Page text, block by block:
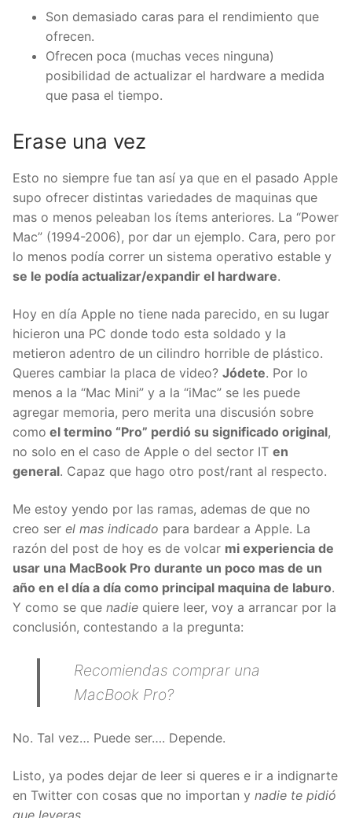
Son demasiado caras para el rendimiento que
ofrecen.
Ofrecen poca (muchas veces ninguna)
posibilidad de actualizar el hardware a medida
que pasa el tiempo.
Erase una vez
Esto no siempre fue tan así ya que en el pasado Apple
supo ofrecer distintas variedades de maquinas que
mas o menos peleaban los ítems anteriores. La “Power
Mac” (1994-2006), por dar un ejemplo. Cara, pero por
lo menos podía correr un sistema operativo estable y
se le podía actualizar/expandir el hardware.
Hoy en día Apple no tiene nada parecido, en su lugar
hicieron una PC donde todo esta soldado y la
metieron adentro de un cilindro horrible de plástico.
Queres cambiar la placa de video? Jódete. Por lo
menos a la “Mac Mini” y a la “iMac” se les puede
agregar memoria, pero merita una discusión sobre
como el termino “Pro” perdió su significado original,
no solo en el caso de Apple o del sector IT en
general. Capaz que hago otro post/rant al respecto.
Me estoy yendo por las ramas, ademas de que no
creo ser el mas indicado para bardear a Apple. La
razón del post de hoy es de volcar mi experiencia de
usar una MacBook Pro durante un poco mas de un
año en el día a día como principal maquina de laburo.
Y como se que nadie quiere leer, voy a arrancar por la
conclusión, contestando a la pregunta:
Recomiendas comprar una
MacBook Pro?
No. Tal vez… Puede ser…. Depende.
Listo, ya podes dejar de leer si queres e ir a indignarte
en Twitter con cosas que no importan y nadie te pidió
que leyeras.